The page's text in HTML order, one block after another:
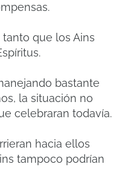
que los Ains
bastante
la situación no
celebraran todavía.
hacia ellos
tampoco podrían